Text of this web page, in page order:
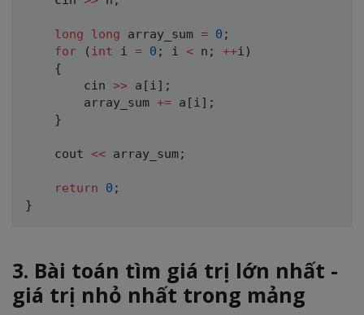
}
long long array_sum = 0 ;
for
( int i = 0 ; i < n ; ++i )
{
        cin
>> a [i] ;
        array_sum
+= a [i] ;
}
    cout
<< array_sum;
return 0 ;
}
3. Bài toán tìm giá trị lớn nhất -
giá trị nhỏ nhất trong mảng